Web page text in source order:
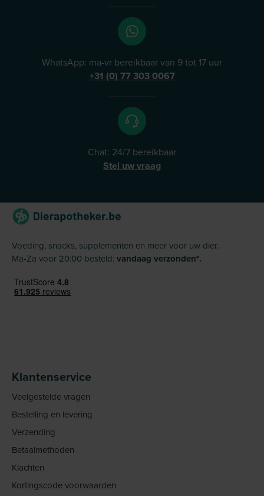
WhatsApp: ma-vr bereikbaar van 9 tot 17 uur
+31 (0) 77 303 0067
Chat: 24/7 bereikbaar
Stel uw vraag
Voeding, snacks, supplementen en meer voor uw dier.
Ma-Za voor 20:00 besteld: vandaag verzonden*.
Klantenservice
Veelgestelde vragen
Bestelling en levering
Verzending
Betaalmethoden
Klachten
Kortingscode voorwaarden